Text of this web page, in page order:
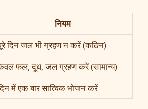
नियम
दिन जल भी ग्रहण न करें (कठिन)
फल, दूध, जल ग्रहण करें (सामान्य)
में एक बार सात्विक भोजन करें